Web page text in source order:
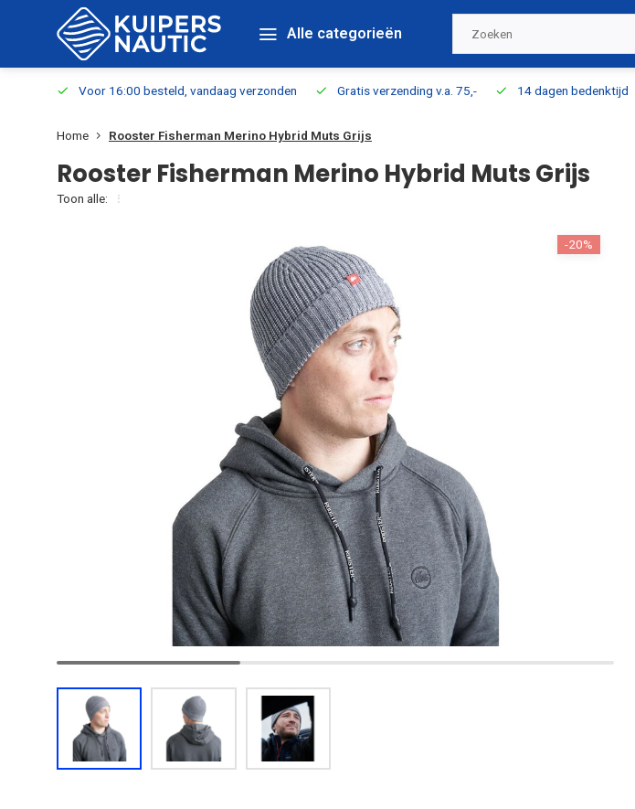
Alle categorieën
Voor 16:00 besteld, vandaag verzonden Gratis verzending v.a. 75,- 14 dagen bedenktijd
Home Rooster Fisherman Merino Hybrid Muts Grijs
Rooster Fisherman Merino Hybrid Muts Grijs
Toon alle:
-20%